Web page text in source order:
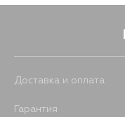
Доставка и оплата
Гарантия